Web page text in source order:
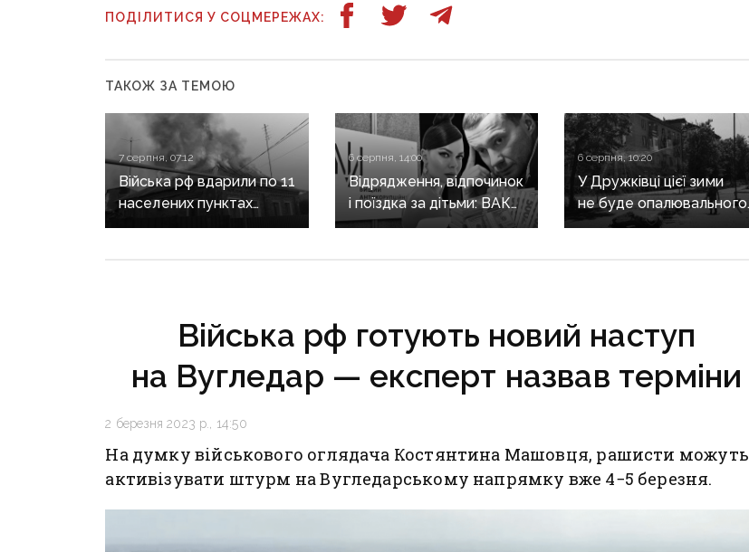
ПОДІЛИТИСЯ У СОЦМЕРЕЖАХ:
ТАКОЖ ЗА ТЕМОЮ
7 серпня, 07:12
Війська рф вдарили по 11
населених пунктах
Донеччини: одна людина
6 серпня, 14:00
Відрядження, відпочинок
і поїздка за дітьми: ВАКС
знову відмовив
6 серпня, 10:20
У Дружківці цієї зими
не буде опалювального
сезону: фронт
Війська рф готують новий наступ
на Вугледар — експерт назвав терміни
2 березня 2023 р., 14:50
На думку військового оглядача Костянтина Машовця, рашисти можуть
активізувати штурм на Вугледарському напрямку вже 4−5 березня.